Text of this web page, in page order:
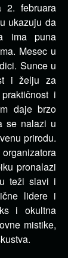
2. februara
ukazuju da
ima puna
Mesec u
Sunce u
i želju za
i
daje brzo
se nalazi u
prirodu.
pronalazi
teži slavi i
lidere i
i okultna
mistike,